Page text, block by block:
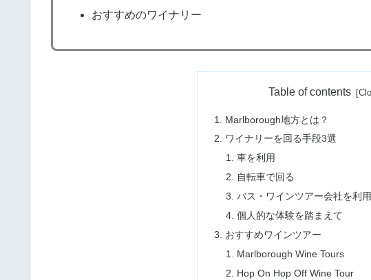
おすすめのワイナリー
Table of contents
Marlborough地方とは？
ワイナリーを回る手段3選
車を利用
自転車で回る
バス・ワインツアー会社を利用
個人的な体験を踏まえて
おすすめワインツアー
Marlborough Wine Tours
Hop On Hop Off Wine Tour